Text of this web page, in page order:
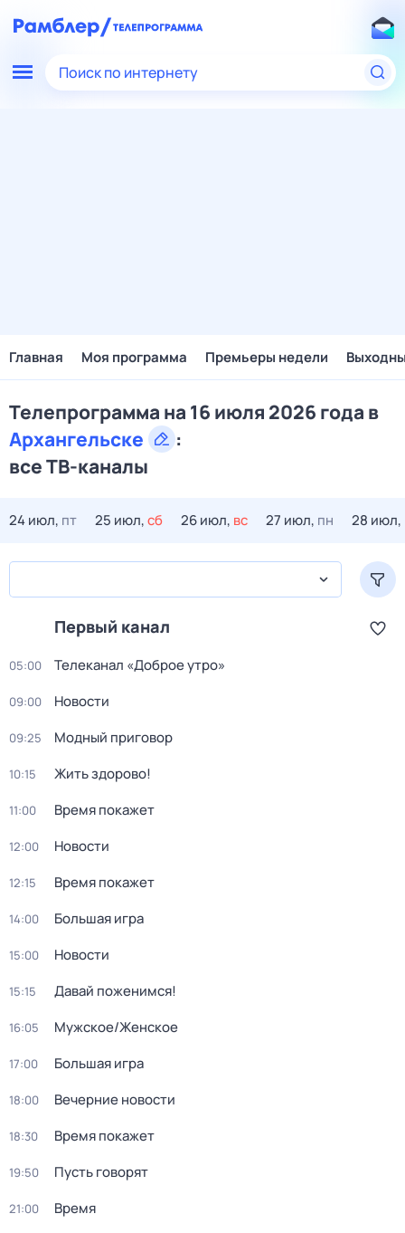
Поиск по интернету
Главная Моя программа Премьеры недели
Телепрограмма на 16 июля 2026 года в
Архангельске
:
все ТВ-каналы
24 июл, пт 25 июл,сб 26 июл, вс 27 июл, пн 28 июл,
Первый канал
05:00 Телеканал «Доброе утро»
09:00 Новости
09:25 Модный приговор
10:15 Жить здорово!
11:00 Время покажет
12:00 Новости
12:15 Время покажет
14:00 Большая игра
15:00 Новости
15:15 Давай поженимся!
16:05 Мужское/Женское
17:00 Большая игра
18:00 Вечерние новости
18:30 Время покажет
19:50 Пусть говорят
21:00 Время